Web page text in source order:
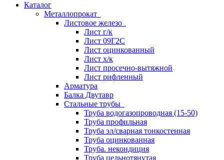
Каталог
Металлопрокат
Листовое железо
Лист г/к
Лист 09Г2С
Лист оцинкованный
Лист х/к
Лист просечно-вытяжной
Лист рифленный
Арматура
Балка Двутавр
Стальные трубы
Труба водогазопроводная (15-50)
Труба профильная
Труба эл/сварная тонкостенная
Труба оцинкованная
Труба. некондиция
Труба цельнотянутая